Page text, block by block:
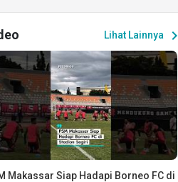
Lihat Lainnya chevron_right
Makassar Siap Hadapi Borneo FC di